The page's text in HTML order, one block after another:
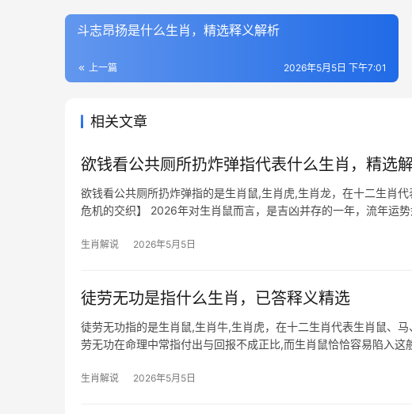
斗志昂扬是什么生肖，精选释义解析
上一篇 2026年5月5日 下午7:01
相关文章
欲钱看公共厕所扔炸弹指代表什么生肖，精选
欲钱看公共厕所扔炸弹指的是生肖鼠,生肖虎,生肖龙，在十二生肖
危机的交织】 2026年对生肖鼠而言，是吉凶并存的一年，流年运
生肖解说 2026年5月5日
徒劳无功是指什么生肖，已答释义精选
徒劳无功指的是生肖鼠,生肖牛,生肖虎，在十二生肖代表生肖鼠、
劳无功在命理中常指付出与回报不成正比,而生肖鼠恰恰容易陷入
生肖解说 2026年5月5日